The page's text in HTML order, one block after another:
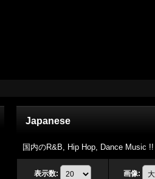
Japanese
国内のR&B, Hip Hop, Dance Music !!
表示数: 画像: